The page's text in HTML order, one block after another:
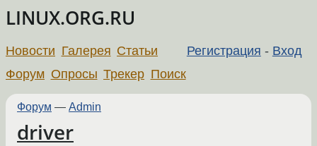
LINUX.ORG.RU
Регистрация - Вход
Новости Галерея Статьи
Форум Опросы Трекер Поиск
Форум — Admin
driver